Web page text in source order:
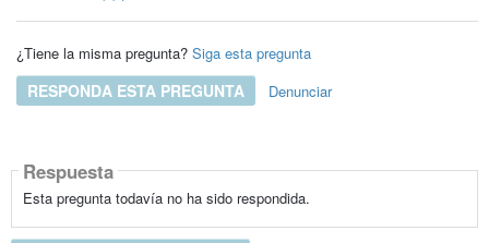
¿Tiene la misma pregunta? Siga esta pregunta
RESPONDA ESTA PREGUNTA Denunciar
Respuesta
Esta pregunta todavía no ha sido respondida.